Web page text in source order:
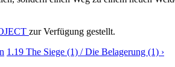
zur Verfügung gestellt.
1.19 The Siege (1) / Die Belagerung (1) ›